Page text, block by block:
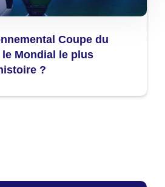
Coupe du
le Mondial le plus
?